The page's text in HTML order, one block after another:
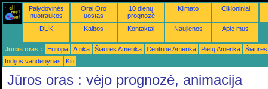
Palydovinės
nuotraukos
Orai Oro
uostas
10 dienų
prognozė
Klimato Cikloniniai
DUK Kalbos Kontaktai Naujienos Apie mus
Jūros oras : Europa Afrika Šiaurės Amerika Centrinė Amerika Pietų Amerika
Indijos vandenynas
Kiti
Jūros oras : vėjo prognozė, animacija